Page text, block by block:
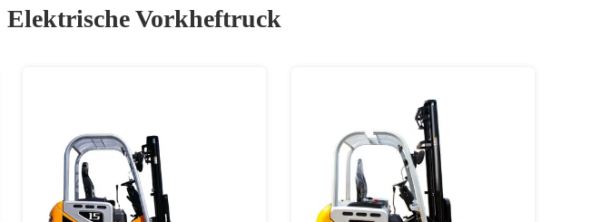
Elektrische Vorkheftruck